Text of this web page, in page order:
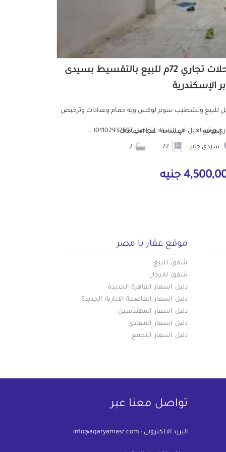
محلات تجاري 72م للبيع بالتقسيط بسيدى
الإسكندرية
للبيع وتشطيب سوبر لوكس وبه حمام وعدادات وترخيص
و تساهيل في السداد لتواصل 01102932697ا...
الموقع
سيدى جابر
المساحة عدد الحمامات
جنيه
موقع عقار يا مصر
شقق للبيع
شقق للايجار
دليل اسعار القاهرة الجديدة
دليل اسعار العاصمة الادارية الجديدة
دليل اسعار المهندسين
دليل اسعار المعادي
دليل اسعار التجمع
تواصل معنا عبر
البريد الالكترونى : info@aqaryamasr.com